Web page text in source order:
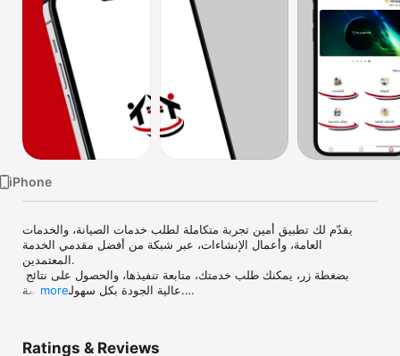
iPhone
يقدّم لك تطبيق أمين تجربة متكاملة لطلب خدمات الصيانة، والخدمات
العامة، وأعمال الإنشاءات، عبر شبكة من أفضل مقدمي الخدمة
المعتمدين.
عالية الجودة بكل سهولة وسلاسة.
لماذا تختار تطبيق أمين؟
more
Ratings & Reviews